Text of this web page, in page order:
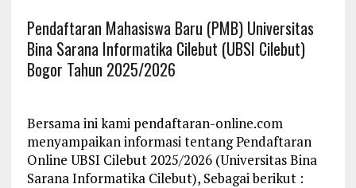
Pendaftaran Mahasiswa Baru (PMB) Universitas
Bina Sarana Informatika Cilebut (UBSI Cilebut)
Bogor Tahun 2025/2026
Bersama ini kami pendaftaran-online.com
menyampaikan informasi tentang Pendaftaran
Online UBSI Cilebut 2025/2026 (Universitas Bina
Sarana Informatika Cilebut), Sebagai berikut :